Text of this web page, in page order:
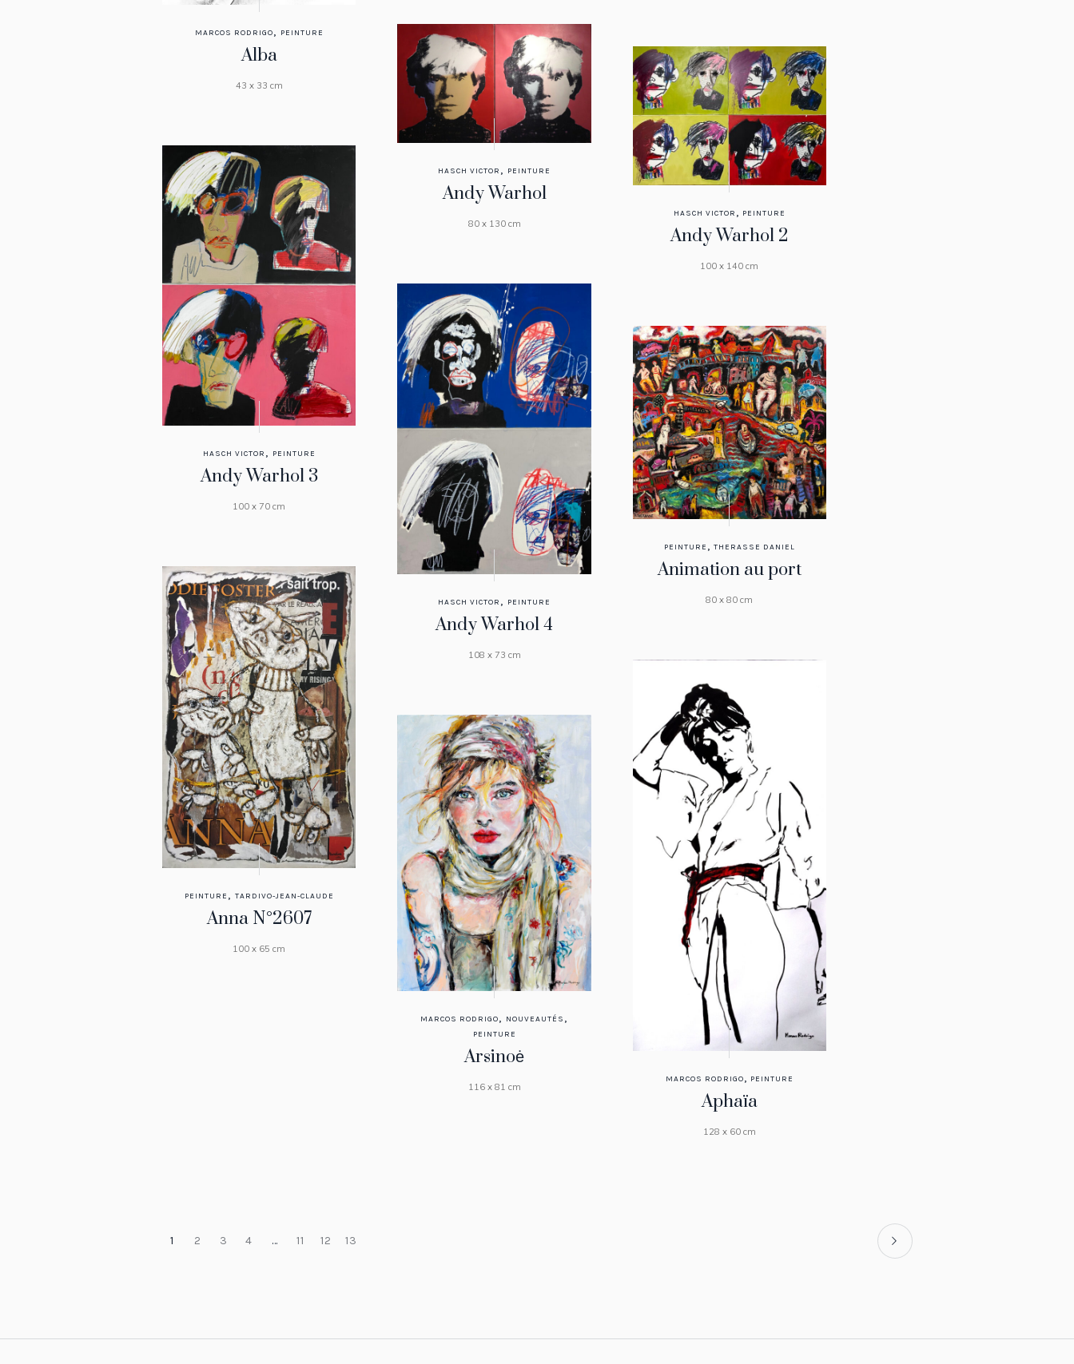
MARCOS RODRIGO, PEINTURE
Alba
43 x 33 cm
HASCH VICTOR , PEINTURE
Andy Warhol
80 x 130 cm
HASCH VICTOR , PEINTURE
Andy Warhol 2
100 x 140 cm
HASCH VICTOR , PEINTURE
Andy Warhol 3
100 x 70 cm
HASCH VICTOR , PEINTURE
Andy Warhol 4
108 x 73 cm
PEINTURE ,THERASSE DANIEL
Animation au port
80 x 80 cm
PEINTURE , TARDIVO-JEAN-CLAUDE
Anna N°2607
100 x 65 cm
MARCOS RODRIGO, PEINTURE
Aphaïa
128 x 60 cm
MARCOS RODRIGO, NOUVEAUTÉS ,
PEINTURE
Arsinoė
116 x 81 cm
1 2 3 4 … 11 12 13